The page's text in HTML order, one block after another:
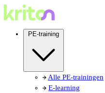
PE-training
Alle PE-trainingen
E-learning